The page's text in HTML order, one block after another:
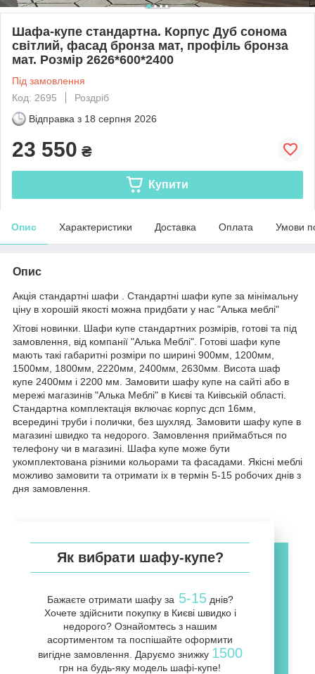
Шафа-купе стандартна. Корпус Дуб сонома
світлий, фасад бронза мат, профіль бронза
мат. Розмір 2626*600*2400
Під замовлення
Код: 2695
Роздріб
Відправка з 18 серпня 2026
23 550 ₴
Купити
Опис Характеристики Доставка Оплата Умови
Опис
Акція стандартні шафи . Стандартні шафи купе за мінімальну
ціну в хорошій якості можна придбати у нас "Алька меблі"
Хітові новинки. Шафи купе стандартних розмірів, готові та під
замовлення, від компанії "Алька Меблі". Готові шафи купе
мають такі габаритні розміри по ширині 900мм, 1200мм,
1500мм, 1800мм, 2220мм, 2400мм, 2630мм. Висота шаф
купе 2400мм і 2200 мм. Замовити шафу купе на сайті або в
мережі магазинів "Алька Меблі" в Києві та Киівській області.
Стандартна комплектація включає корпус дсп 16мм,
всередині труби і полички, без шухляд. Замовити шафу купе в
магазині швидко та недорого. Замовлення приймабться по
телефону чи в магазині. Шафа купе може бути
укомплектована різними кольорами та фасадами. Якісні меблі
можливо замовити та отримати іх в термін 5-15 робочих днів з
дня замовлення.
Як вибрати шафу-купе?
Бажаєте отримати шафу за 5-15днів?
Хочете здійснити покупку в Києві швидко і
недорого? Ознайомтесь з нашим
асортиментом та поспішайте оформити
вигідне замовлення. Даруємо знижку 1500
грн на будь-яку модель шафі-купе!